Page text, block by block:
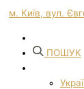
м. Київ, вул.
ПОШУК